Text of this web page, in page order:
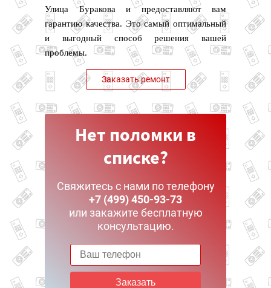
Улица Буракова и предоставляют вам
гарантию качества. Это самый оптимальный
и выгодный способ решения вашей
проблемы.
Заказать ремонт
Нет поломки в
списке?
Свяжитесь с нами по телефону
+7 (499) 450-93-73
или закажите бесплатную
консультацию.
Заказать